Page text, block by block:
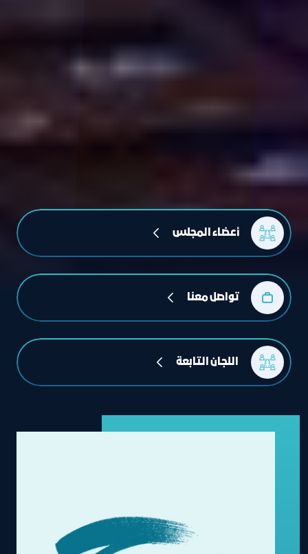
أعضاء المجلس
تواصل معنا
اللجان التابعة